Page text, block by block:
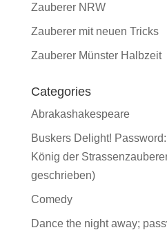
Zauberer NRW
Zauberer mit neuen Tricks
Zauberer Münster Halbzeit
Categories
Abrakashakespeare
Buskers Delight!
König der
geschrieben)
Comedy
Dance the night away;